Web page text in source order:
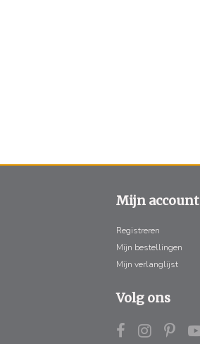
Mijn account
Registreren
Mijn bestellingen
Mijn verlanglijst
Volg ons